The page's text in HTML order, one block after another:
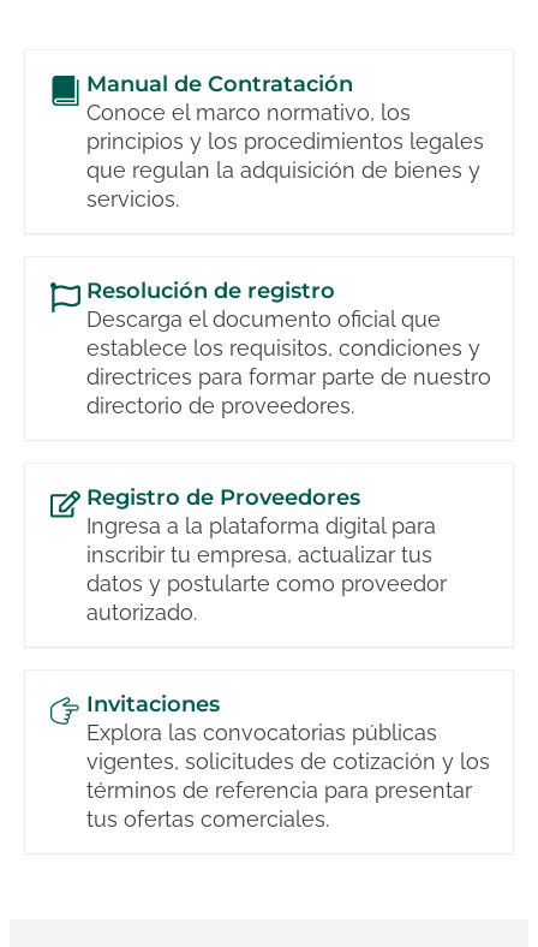
Manual de Contratación
Conoce el marco normativo, los
principios y los procedimientos legales
que regulan la adquisición de bienes y
servicios.
Resolución de registro
Descarga el documento oficial que
establece los requisitos, condiciones y
directrices para formar parte de nuestro
directorio de proveedores.
Registro de Proveedores
Ingresa a la plataforma digital para
inscribir tu empresa, actualizar tus
datos y postularte como proveedor
autorizado.
Invitaciones
Explora las convocatorias públicas
vigentes, solicitudes de cotización y los
términos de referencia para presentar
tus ofertas comerciales.